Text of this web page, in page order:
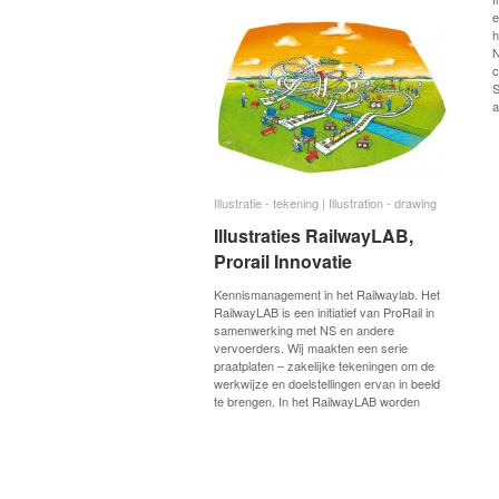
Illustratie - tekening | Illustration - drawing
Illustraties RailwayLAB,
Prorail Innovatie
Kennismanagement in het Railwaylab. Het
RailwayLAB is een initiatief van ProRail in
samenwerking met NS en andere
vervoerders. Wij maakten een serie
praatplaten – zakelijke tekeningen om de
werkwijze en doelstellingen ervan in beeld
te brengen. In het RailwayLAB worden
Illustratie - tekening | Illustration - drawing
Illustraties RailwayLAB,
Prorail Innovatie